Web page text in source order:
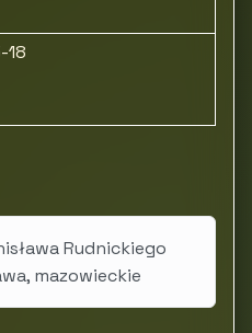
Rudnickiego
mazowieckie